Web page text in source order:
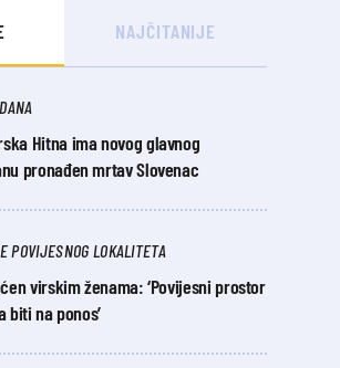
NAJČITANIJE
Hitna ima novog glavnog
pronađen mrtav Slovenac
POVIJESNOG LOKALITETA
virskim ženama: ‘Povijesni prostor
na ponos’